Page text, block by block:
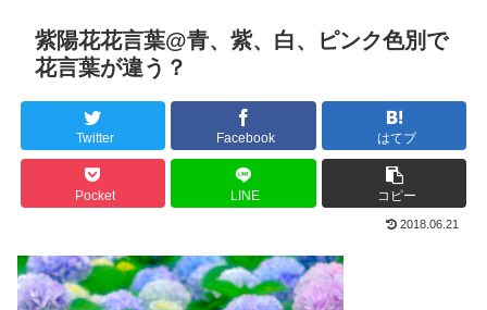
紫陽花花言葉@青、紫、白、ピンク色別で
花言葉が違う？
Twitter Facebook はてブ
Pocket LINE コピー
2018.06.21